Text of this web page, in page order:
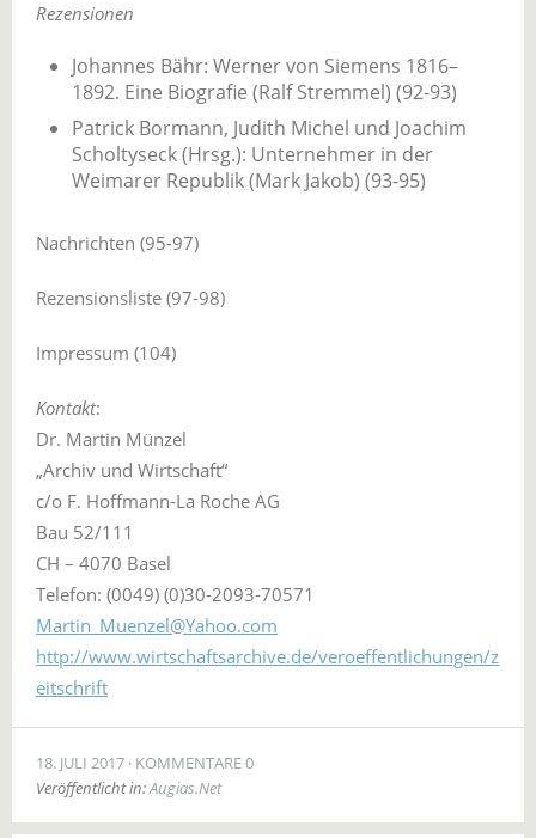
Rezensionen
Johannes Bähr: Werner von Siemens 1816–
1892. Eine Biografie (Ralf Stremmel) (92-93)
Patrick Bormann, Judith Michel und Joachim
Scholtyseck (Hrsg.): Unternehmer in der
Weimarer Republik (Mark Jakob) (93-95)
Nachrichten (95-97)
Rezensionsliste (97-98)
Impressum (104)
Kontakt:
Dr. Martin Münzel
„Archiv und Wirtschaft“
c/o F. Hoffmann-La Roche AG
Bau 52/111
CH – 4070 Basel
Telefon: (0049) (0)30-2093-70571
Martin_Muenzel@Yahoo.com
http://www.wirtschaftsarchive.de/veroeffentlichungen/z
eitschrift
18. JULI 2017 KOMMENTARE 0
Veröffentlicht in:Augias.Net